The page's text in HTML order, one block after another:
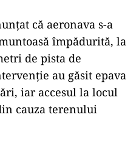
că aeronava s-a
împădurită, la
de pista de
au găsit epava
iar accesul la locul
cauza terenului